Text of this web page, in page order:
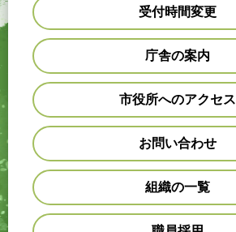
受付時間変更
庁舎の案内
市役所へのアクセス
お問い合わせ
組織の一覧